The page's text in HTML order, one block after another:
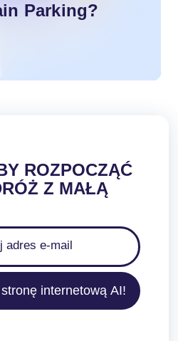
Parking?
ROZPOCZĄĆ
Z MAŁĄ
internetową AI!